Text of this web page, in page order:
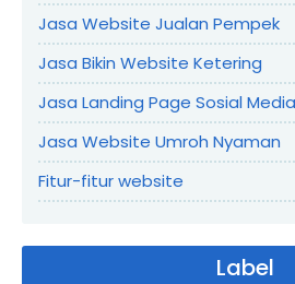
Jasa Website Jualan Pempek
Jasa Bikin Website Ketering
Jasa Landing Page Sosial Media
Jasa Website Umroh Nyaman
Fitur-fitur website
Label